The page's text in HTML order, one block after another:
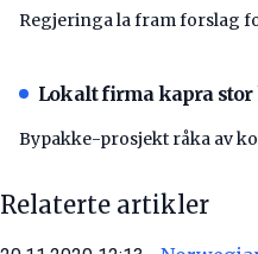
Regjeringa la fram forslag
Lokalt firma kapra
Bypakke-prosjekt råka av
Relaterte artikler